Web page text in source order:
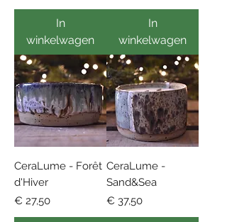
In
winkelwagen
In
winkelwagen
CeraLume - Forêt
d'Hiver
Prijs
€ 27,50
CeraLume -
Sand&Sea
Prijs
€ 37,50